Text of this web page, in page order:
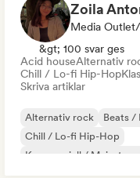
Zoila
Media
&gt; 100 svar ges
Acid houseAlternativ
Chill / Lo-fi Hip-Hop
Skriva artiklar
Alternativ rock
Beats /
Chill / Lo-fi Hip-Hop
Kommersiell / Mainstream